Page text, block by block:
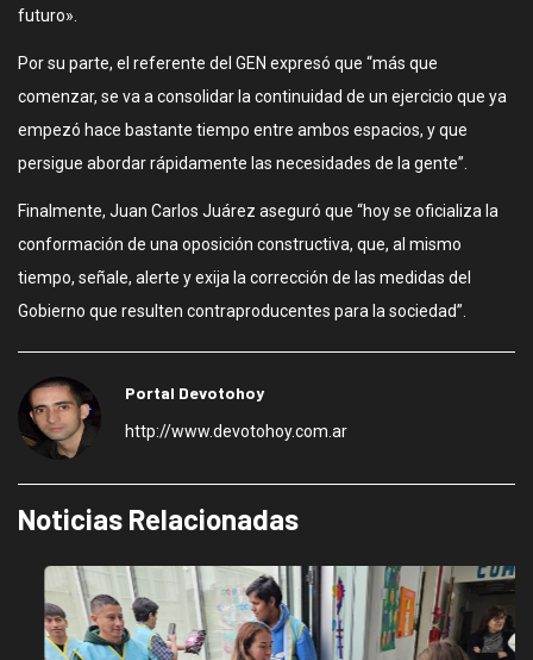
futuro».
Por su parte, el referente del GEN expresó que “más que
comenzar, se va a consolidar la continuidad de un ejercicio que ya
empezó hace bastante tiempo entre ambos espacios, y que
persigue abordar rápidamente las necesidades de la gente”.
Finalmente, Juan Carlos Juárez aseguró que “hoy se oficializa la
conformación de una oposición constructiva, que, al mismo
tiempo, señale, alerte y exija la corrección de las medidas del
Gobierno que resulten contraproducentes para la sociedad”.
Portal Devotohoy
http://www.devotohoy.com.ar
Noticias Relacionadas